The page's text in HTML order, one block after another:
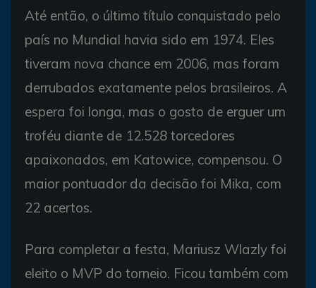
Até então, o último título conquistado pelo
país no Mundial havia sido em 1974. Eles
tiveram nova chance em 2006, mas foram
derrubados exatamente pelos brasileiros. A
espera foi longa, mas o gosto de erguer um
troféu diante de 12.528 torcedores
apaixonados, em Katowice, compensou. O
maior pontuador da decisão foi Mika, com
22 acertos.
Para completar a festa, Mariusz Wlazly foi
eleito o MVP do torneio. Ficou também com